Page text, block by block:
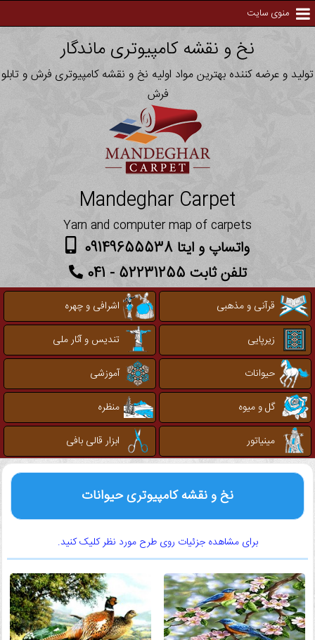
منوی سایت
نخ و نقشه کامپیوتری ماندگار
تولید و عرضه کننده بهترین مواد اولیه نخ و نقشه کامپیوتری فرش و تابلو
فرش
Mandeghar Carpet
Yarn and computer map of carpets
واتساپ و ایتا 09149655538
تلفن ثابت 52231255 - 041
قرآنی و مذهبی
اشرافی و چهره
زیرپایی
تندیس و آثار ملی
حیوانات
آموزشی
گل و میوه
منظره
مینیاتور
ابزار قالی بافی
نخ و نقشه کامپیوتری حیوانات
برای مشاهده جزئیات روی طرح مورد نظر کلیک کنید.